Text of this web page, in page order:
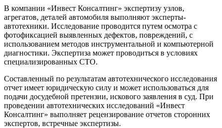
В компании «Инвест Консалтинг» экспертизу узлов,
агрегатов, деталей автомобиля выполняют эксперты-
автотехники. Исследование проводится путем осмотра с
фотофиксацией выявленных дефектов, повреждений, с
использованием методов инструментальной и компьютерной
диагностики. Экспертиза может проводиться в условиях
специализированных СТО.
Составленный по результатам автотехнического исследования
отчет имеет юридическую силу и может использоваться для
подачи досудебной претензии, искового заявления в суд. При
проведении автотехнических исследований «Инвест
Консалтинг» выполняет рецензирование отчетов сторонних
экспертов, встречные экспертизы.